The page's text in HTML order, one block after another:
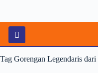
Tag Gorengan Legendaris dari